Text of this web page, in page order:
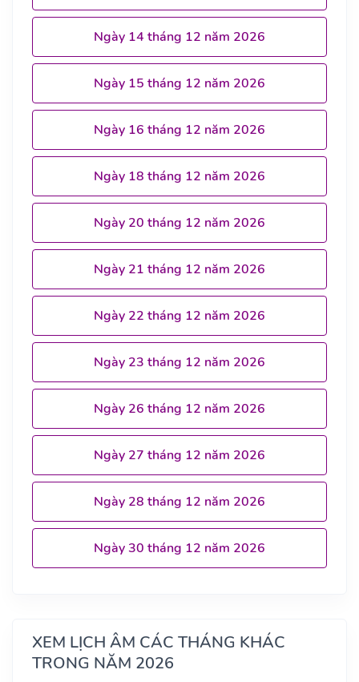
Ngày 14 tháng 12 năm 2026
Ngày 15 tháng 12 năm 2026
Ngày 16 tháng 12 năm 2026
Ngày 18 tháng 12 năm 2026
Ngày 20 tháng 12 năm 2026
Ngày 21 tháng 12 năm 2026
Ngày 22 tháng 12 năm 2026
Ngày 23 tháng 12 năm 2026
Ngày 26 tháng 12 năm 2026
Ngày 27 tháng 12 năm 2026
Ngày 28 tháng 12 năm 2026
Ngày 30 tháng 12 năm 2026
XEM LỊCH ÂM CÁC THÁNG KHÁC
TRONG NĂM 2026